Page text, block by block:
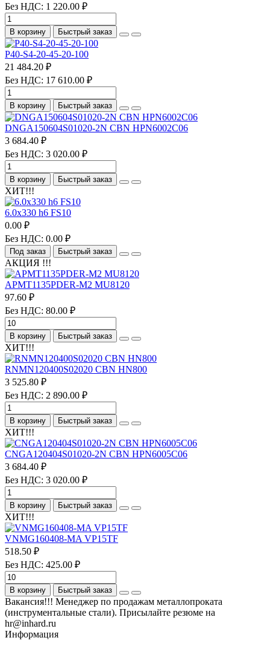
Без НДС: 1 220.00 ₽
В корзину Быстрый заказ
P40-S4-20-45-20-100
21 484.20 ₽
Без НДС: 17 610.00 ₽
В корзину Быстрый заказ
DNGA150604S01020-2N CBN HPN6002C06
3 684.40 ₽
Без НДС: 3 020.00 ₽
В корзину Быстрый заказ
ХИТ!!!
6.0х330 h6 FS10
0.00 ₽
Без НДС: 0.00 ₽
Под заказ Быстрый заказ
АКЦИЯ !!!
APMT1135PDER-M2 MU8120
97.60 ₽
Без НДС: 80.00 ₽
В корзину Быстрый заказ
ХИТ!!!
RNMN120400S02020 CBN HN800
3 525.80 ₽
Без НДС: 2 890.00 ₽
В корзину Быстрый заказ
ХИТ!!!
CNGA120404S01020-2N CBN HPN6005C06
3 684.40 ₽
Без НДС: 3 020.00 ₽
В корзину Быстрый заказ
ХИТ!!!
VNMG160408-MA VP15TF
518.50 ₽
Без НДС: 425.00 ₽
В корзину Быстрый заказ
Вакансия!!! Менеджер по продажам металлопроката
(инструментальные стали). Присылайте резюме на
hr@inhard.ru
Информация